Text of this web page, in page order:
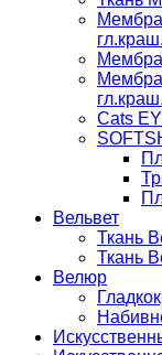
гл.краш.
гл.краш.
Cats
Вельвет
Ткань
Ткань
Велюр